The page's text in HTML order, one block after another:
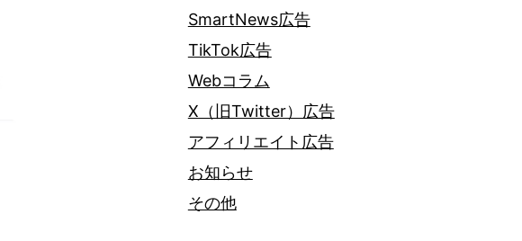
SmartNews広告
TikTok広告
Webコラム
X（旧Twitter）広告
アフィリエイト広告
お知らせ
その他